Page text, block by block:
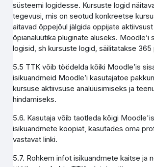
süsteemi logidesse. Kursuste logid
tegevusi, mis on seotud konkreetse
aitavad õppejõul jälgida oppijate aktiivsust
õpianalüütika pluginate aluseks. Moodle’i
logisid, sh kursuste logid, säilitatakse 365
5.5 TTK võib töödelda kõiki Moodle’is
isikuandmeid Moodle’i kasutajatoe
kursuse aktiivsuse analüüsimiseks ja
hindamiseks.
5.6. Kasutaja võib taotleda kõigi
isikuandmete koopiat, kasutades oma
vastavat linki.
5.7. Rohkem infot isikuandmete kaitse ja